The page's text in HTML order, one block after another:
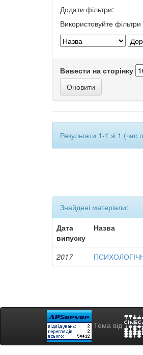
Додати фільтри:
Використовуйте
Вивести на сторінку
Результати 1-1 зі 1
Знайдені матеріали:
Дата
випуску
Назва
2017
Тема від